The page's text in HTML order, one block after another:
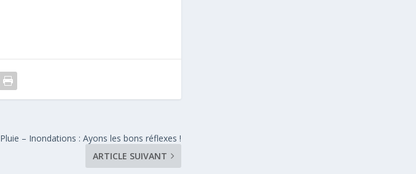
Pluie – Inondations : Ayons les bons réflexes !
ARTICLE SUIVANT